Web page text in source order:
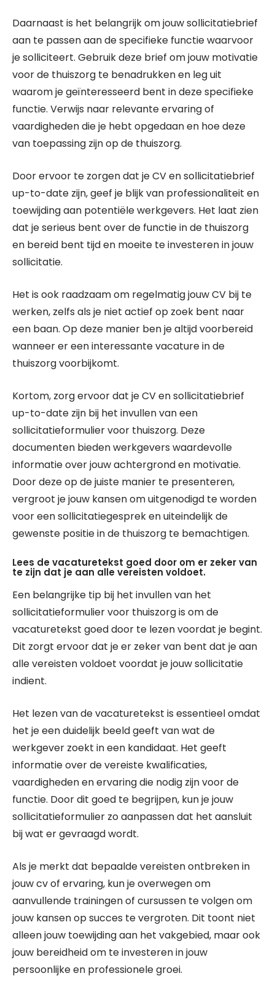
Daarnaast is het belangrijk om jouw sollicitatiebrief
aan te passen aan de specifieke functie waarvoor
je solliciteert. Gebruik deze brief om jouw motivatie
voor de thuiszorg te benadrukken en leg uit
waarom je geïnteresseerd bent in deze specifieke
functie. Verwijs naar relevante ervaring of
vaardigheden die je hebt opgedaan en hoe deze
van toepassing zijn op de thuiszorg.
Door ervoor te zorgen dat je CV en sollicitatiebrief
up-to-date zijn, geef je blijk van professionaliteit en
toewijding aan potentiële werkgevers. Het laat zien
dat je serieus bent over de functie in de thuiszorg
en bereid bent tijd en moeite te investeren in jouw
sollicitatie.
Het is ook raadzaam om regelmatig jouw CV bij te
werken, zelfs als je niet actief op zoek bent naar
een baan. Op deze manier ben je altijd voorbereid
wanneer er een interessante vacature in de
thuiszorg voorbijkomt.
Kortom, zorg ervoor dat je CV en sollicitatiebrief
up-to-date zijn bij het invullen van een
sollicitatieformulier voor thuiszorg. Deze
documenten bieden werkgevers waardevolle
informatie over jouw achtergrond en motivatie.
Door deze op de juiste manier te presenteren,
vergroot je jouw kansen om uitgenodigd te worden
voor een sollicitatiegesprek en uiteindelijk de
gewenste positie in de thuiszorg te bemachtigen.
Lees de vacaturetekst goed door om er zeker van
te zijn dat je aan alle vereisten voldoet.
Een belangrijke tip bij het invullen van het
sollicitatieformulier voor thuiszorg is om de
vacaturetekst goed door te lezen voordat je begint.
Dit zorgt ervoor dat je er zeker van bent dat je aan
alle vereisten voldoet voordat je jouw sollicitatie
indient.
Het lezen van de vacaturetekst is essentieel omdat
het je een duidelijk beeld geeft van wat de
werkgever zoekt in een kandidaat. Het geeft
informatie over de vereiste kwalificaties,
vaardigheden en ervaring die nodig zijn voor de
functie. Door dit goed te begrijpen, kun je jouw
sollicitatieformulier zo aanpassen dat het aansluit
bij wat er gevraagd wordt.
Als je merkt dat bepaalde vereisten ontbreken in
jouw cv of ervaring, kun je overwegen om
aanvullende trainingen of cursussen te volgen om
jouw kansen op succes te vergroten. Dit toont niet
alleen jouw toewijding aan het vakgebied, maar ook
jouw bereidheid om te investeren in jouw
persoonlijke en professionele groei.